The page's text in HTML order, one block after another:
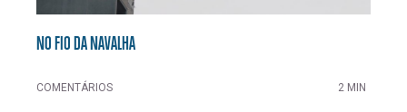
NO FIO DA NAVALHA
COMENTÁRIOS 2 MIN